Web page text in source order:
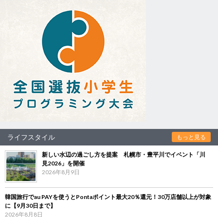
ライフスタイル もっと見る
新しい水辺の過ごし方を提案 札幌市・豊平川でイベント「川
見2026」を開催
2026年8月9日
韓国旅行でau PAYを使うとPontaポイント最大20％還元！30万店舗以上が対象
に【9月30日まで】
2026年8月8日